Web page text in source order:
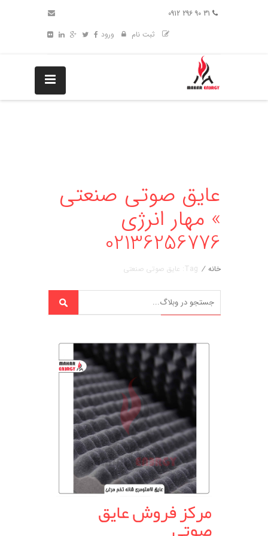
ثبت نام
ورود
عایق صوتی صنعتی
» مهار انرژی
02136256776
خانه / Tag: عایق صوتی صنعتی
مرکز فروش عایق